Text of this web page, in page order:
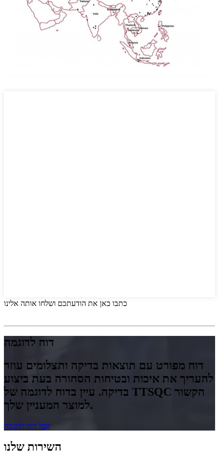
כתבו כאן את הודעתכם ושלחו אותה אלינו
דוח לדוגמה
דוח מפורט עם תוצאות בדיקה ותצלומים עוזר
להעריך את איכות ובטיחות הסחורה בעת ביצוע
בדיקה. עיין בדוח לדוגמה של TTSQC הקשור
למוצר המעניין שלך.
קבל דוח לדוגמה
השירות שלנו